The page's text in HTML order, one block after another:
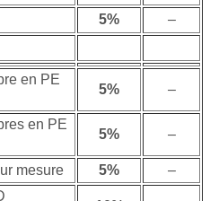
5% –
en PE
5% –
en PE
5% –
mesure 5%
–